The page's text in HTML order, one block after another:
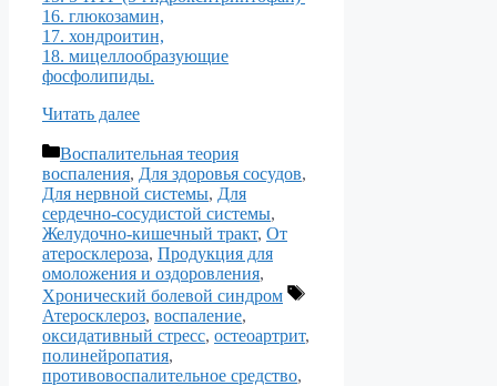
16. глюкозамин,
17. хондроитин,
18. мицеллообразующие
фосфолипиды.
Читать далее
Рубрики
Воспалительная теория
воспаления, Для здоровья сосудов,
Для нервной системы, Для
сердечно-сосудистой системы,
Желудочно-кишечный тракт, От
атеросклероза, Продукция для
омоложения и оздоровления,
Хронический болевой синдром
Метки
Атеросклероз, воспаление,
оксидативный стресс, остеоартрит,
полинейропатия,
противовоспалительное средство,